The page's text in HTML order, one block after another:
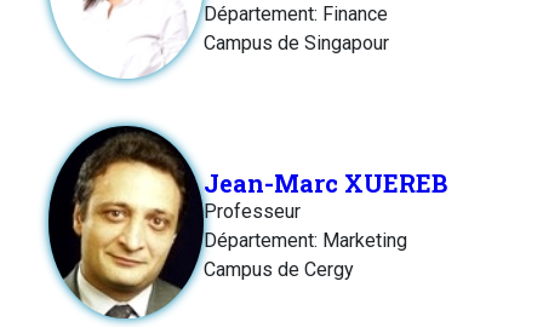
Département: Finance
Campus de Singapour
Jean-Marc XUEREB
Professeur
Département: Marketing
Campus de Cergy